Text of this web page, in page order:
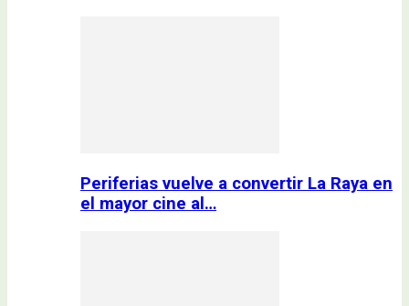
Periferias vuelve a convertir La Raya en
el mayor cine al…